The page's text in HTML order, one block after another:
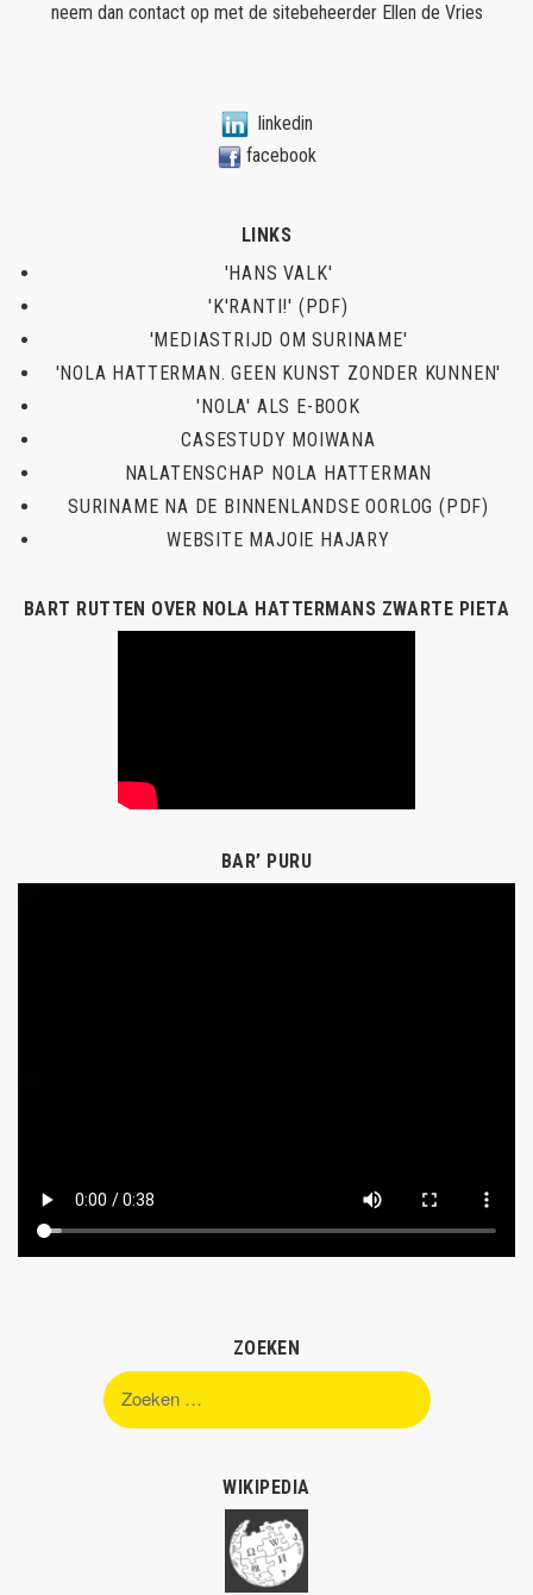
neem dan contact op met de sitebeheerder Ellen de Vries
linkedin
facebook
LINKS
'HANS VALK'
'K'RANTI!' (PDF)
'MEDIASTRIJD OM SURINAME'
'NOLA HATTERMAN. GEEN KUNST ZONDER KUNNEN'
'NOLA' ALS E-BOOK
CASESTUDY MOIWANA
NALATENSCHAP NOLA HATTERMAN
SURINAME NA DE BINNENLANDSE OORLOG (PDF)
WEBSITE MAJOIE HAJARY
BART RUTTEN OVER NOLA HATTERMANS ZWARTE PIETA
BAR’ PURU
ZOEKEN
Zoeken
naar:
WIKIPEDIA